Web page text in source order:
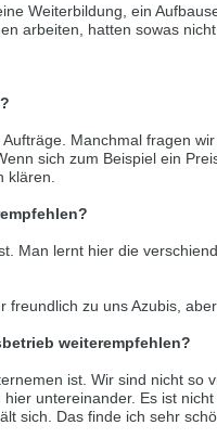
Sprache als die derzeit
auf Deutsch verfügbar.
právě používaný jazyk. Tato
si přepnout na anglickou
another language than the
English. Would you like to
Weiterbildung, ein
arbeiten, hatten sowas
Manchmal fragen
sich zum Beispiel ein
klären.
Man lernt hier die
freundlich zu uns Azubis,
weiterempfehlen?
ist. Wir sind nicht so
untereinander. Es ist
sich. Das finde ich sehr